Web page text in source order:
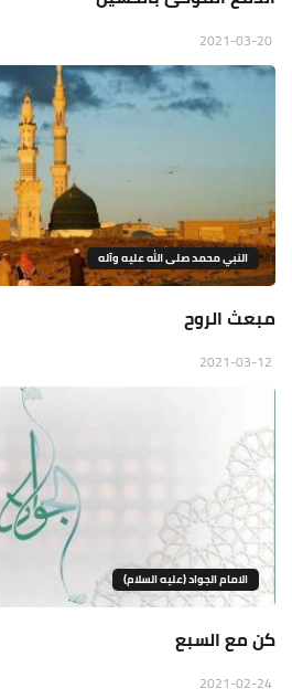
النبي محمد صلى الله عليه وآله
مبعث الروح
الامام الجواد (عليه السلام)
كن مع السبع